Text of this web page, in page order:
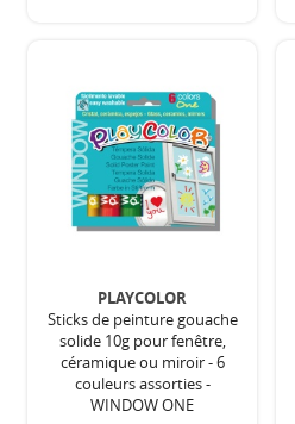
PLAYCOLOR
Sticks de peinture gouache
solide 10g pour fenêtre,
céramique ou miroir - 6
couleurs assorties -
WINDOW ONE